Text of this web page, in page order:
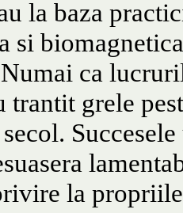
la baza
si
ca
trantit grele
la